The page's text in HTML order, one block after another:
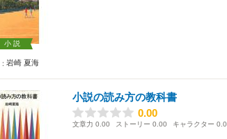
小説
岩崎 夏海
小説の読み方の教科書
0.00
0.00
文章力 0.00 ストーリー 0.00 キャラクター